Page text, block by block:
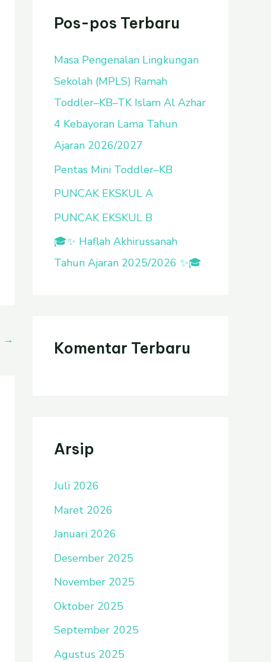
→
u
t
u
k
:
Pos-pos Terbaru
Masa Pengenalan Lingkungan
Sekolah (MPLS) Ramah
Toddler–KB–TK Islam Al Azhar
4 Kebayoran Lama Tahun
Ajaran 2026/2027
Pentas Mini Toddler–KB
PUNCAK EKSKUL A
PUNCAK EKSKUL B
🎓✨ Haflah Akhirussanah
Tahun Ajaran 2025/2026 ✨🎓
Komentar Terbaru
Arsip
Juli 2026
Maret 2026
Januari 2026
Desember 2025
November 2025
Oktober 2025
September 2025
Agustus 2025